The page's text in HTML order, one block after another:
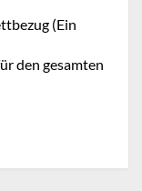
(Ein
den gesamten